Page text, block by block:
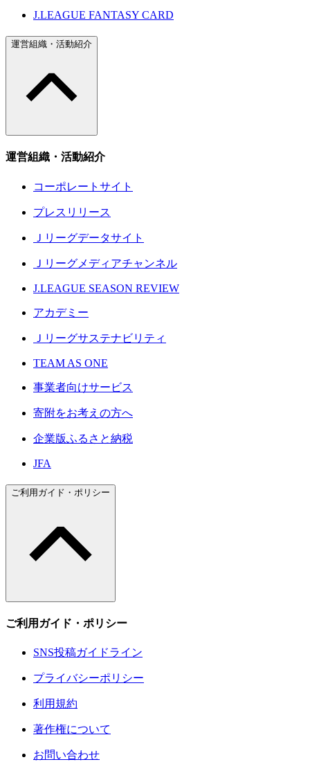
J.LEAGUE FANTASY CARD
運営組織・活動紹介
運営組織・活動紹介
コーポレートサイト
プレスリリース
Ｊリーグデータサイト
Ｊリーグメディアチャンネル
J.LEAGUE SEASON REVIEW
アカデミー
Ｊリーグサステナビリティ
TEAM AS ONE
事業者向けサービス
寄附をお考えの方へ
企業版ふるさと納税
JFA
ご利用ガイド・ポリシー
ご利用ガイド・ポリシー
SNS投稿ガイドライン
プライバシーポリシー
利用規約
著作権について
お問い合わせ